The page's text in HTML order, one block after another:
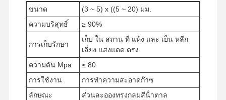
ทัวร์โรงงาน
ควบคุม
คุณภาพ
ข่าว ทุกกรณี
ขนาด
(3 ~ 5) x ((5 ~ 20) มม.
ความบริสุทธิ์
≥ 90%
การเก็บรักษา
เก็บ ใน สถาน ที่ แห้ง และ เย็น หลีก
เลี่ยง แสงแดด ตรง
ความดัน Mpa
≤ 80
การใช้งาน
การทําความสะอาดก๊าซ
ลักษณะ
ส่วนละอองทรงกลมสีน้ําตาล